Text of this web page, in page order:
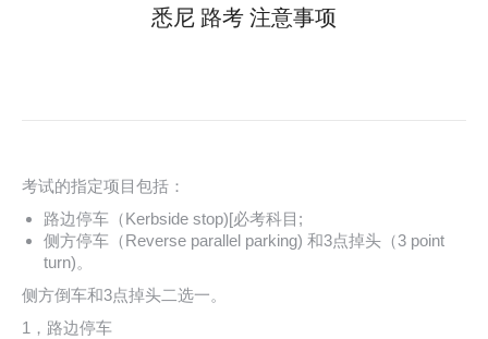
悉尼 路考 注意事项
考试的指定项目包括：
路边停车（Kerbside stop)[必考科目;
侧方停车（Reverse parallel parking) 和3点掉头（3 point
turn)。
侧方倒车和3点掉头二选一。
1，路边停车